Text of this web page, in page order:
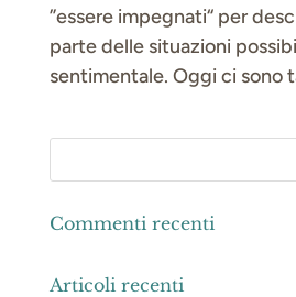
”essere impegnati“ per
parte delle situazioni
sentimentale. Oggi ci sono
Commenti recenti
Articoli recenti